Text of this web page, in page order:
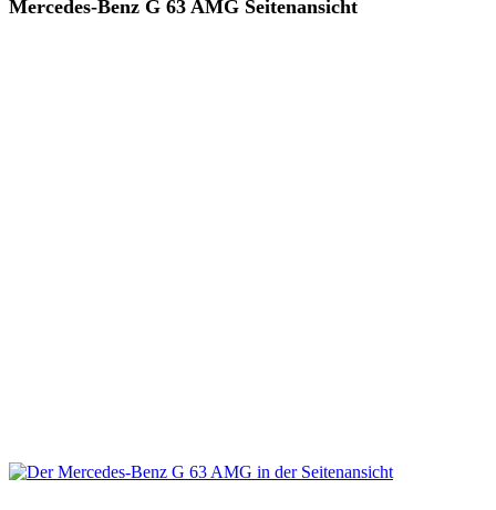
Mercedes-Benz G 63 AMG Seitenansicht